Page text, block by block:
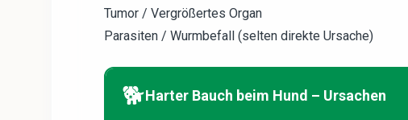
Tumor / Vergrößertes Organ
Parasiten / Wurmbefall (selten direkte Ursache)
🐕Harter Bauch beim Hund – Ursachen